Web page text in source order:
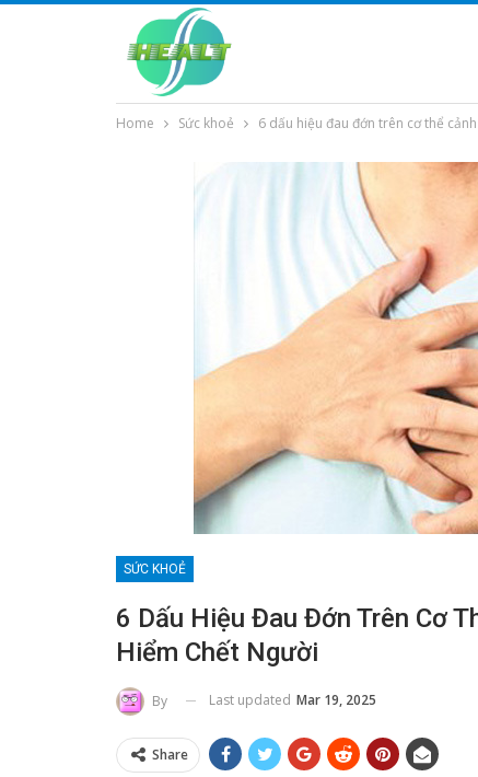
Home Sức khoẻ 6 dấu hiệu đau đớn trên cơ thể
SỨC KHOẺ
6 Dấu Hiệu Đau Đớn Trên Cơ
Hiểm Chết Người
By Last updated Mar 19, 2025
Share